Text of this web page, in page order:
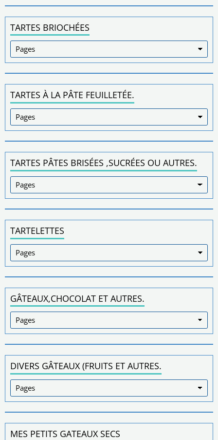
TARTES BRIOCHÉES
TARTES À LA PÂTE FEUILLETÉE.
TARTES PÂTES BRISÉES ,SUCRÉES OU AUTRES.
TARTELETTES
GÂTEAUX,CHOCOLAT ET AUTRES.
DIVERS GÂTEAUX (FRUITS ET AUTRES.
MES PETITS GATEAUX SECS